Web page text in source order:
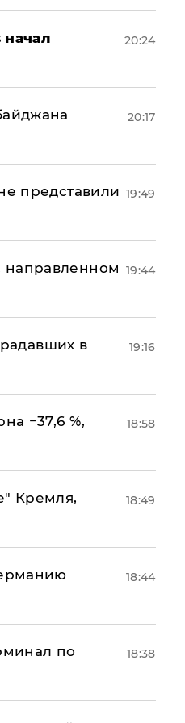
20:24
20:17
представили 19:49
19:44
в
19:16
−37,6 %,
18:58
Кремля,
18:49
18:44
по
18:38